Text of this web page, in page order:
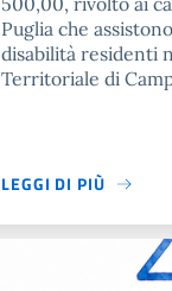
Puglia che
disabilità residenti
Territoriale di
LEGGI DI PIÙ